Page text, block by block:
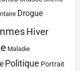
Drogue
Hiver
Maladie
Politique Portrait